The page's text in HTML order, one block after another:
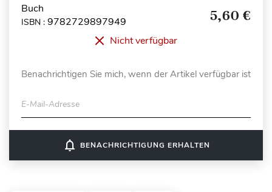
Buch
ISBN : 9782729897949 5,60 €
Nicht verfügbar
Benachrichtigen Sie mich, wenn der Artikel verfügbar ist
E-Mail-Adresse
notifications_none BENACHRICHTIGUNG ERHALTEN